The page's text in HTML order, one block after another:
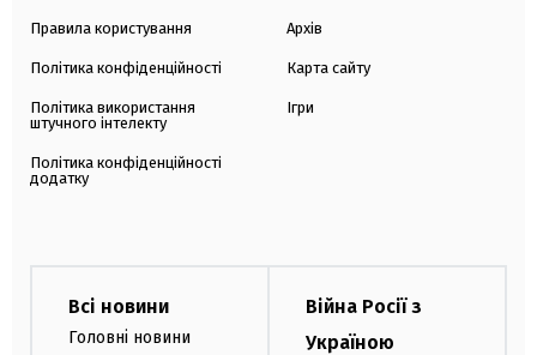
Правила користування
Політика конфіденційності
Політика використання
штучного інтелекту
Політика конфіденційності
додатку
Архів
Карта сайту
Ігри
Всі новини
Головні новини
Війна Росії з
Україною